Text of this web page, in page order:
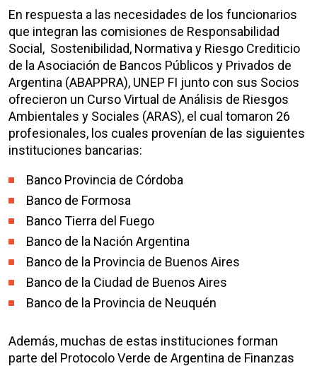
En respuesta a las necesidades de los funcionarios
que integran las comisiones de Responsabilidad
Social, Sostenibilidad, Normativa y Riesgo Crediticio
de la Asociación de Bancos Públicos y Privados de
Argentina (ABAPPRA), UNEP FI junto con sus Socios
ofrecieron un Curso Virtual de Análisis de Riesgos
Ambientales y Sociales (ARAS), el cual tomaron 26
profesionales, los cuales provenían de las siguientes
instituciones bancarias:
Banco Provincia de Córdoba
Banco de Formosa
Banco Tierra del Fuego
Banco de la Nación Argentina
Banco de la Provincia de Buenos Aires
Banco de la Ciudad de Buenos Aires
Banco de la Provincia de Neuquén
Además, muchas de estas instituciones forman
parte del Protocolo Verde de Argentina de Finanzas